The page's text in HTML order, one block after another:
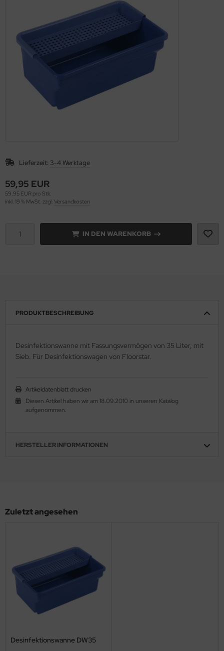
Lieferzeit: 3-4 Werktage
59,95 EUR
59,95 EUR pro Stk.
inkl. 19 % MwSt. zzgl. Versandkosten
IN DEN WARENKORB
PRODUKTBESCHREIBUNG
Desinfektionswanne mit Fassungsvermögen von 35 Liter, mit
Sieb. Für Desinfektionswagen von Floorstar.
Artikeldatenblatt drucken
Diesen Artikel haben wir am 18.09.2010 in unseren Katalog
aufgenommen.
HERSTELLER INFORMATIONEN
Zuletzt angesehen
Desinfektionswanne DW35